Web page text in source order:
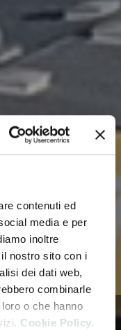
contenuti ed
media e per
inoltre
nostro sito con i
dei dati web,
combinarle
o che hanno
Cookie Policy.